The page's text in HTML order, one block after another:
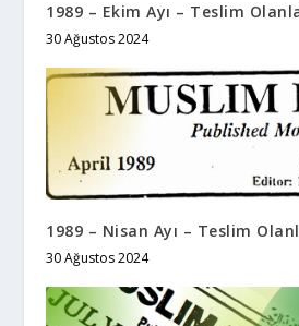
1989 – Ekim Ayı – Teslim
30 Ağustos 2024
1989 – Nisan Ayı – Teslim
30 Ağustos 2024